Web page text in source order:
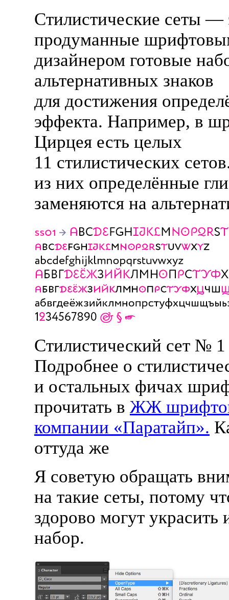
Стилистические сеты —
продуманные
дизайнером готовые
альтернативных знаков
для достижения
эффекта. Например, в
Цирцея есть целых
11 стилистических
из них определённые
заменяются на
Стилистический сет №
Подробнее о
и остальных фичах
прочитать в ЖЖ
компании «Паратайп».
оттуда же
Я советую обращать
на такие сеты, потому
здорово могут украсить
набор.